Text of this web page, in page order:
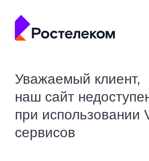
Уважаемый клиент,
наш сайт
при использовании
сервисов